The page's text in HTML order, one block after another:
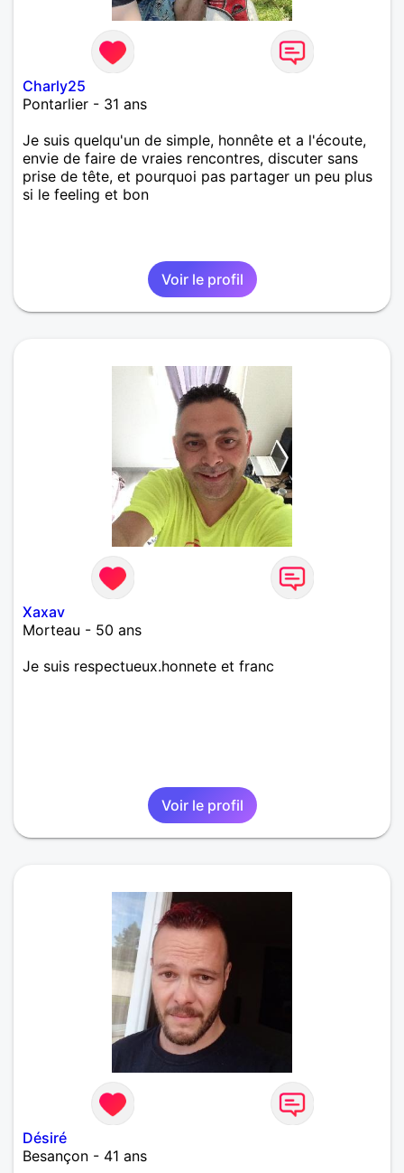
Charly25
Pontarlier - 31 ans
Je suis quelqu'un de simple, honnête et a l'écoute,
envie de faire de vraies rencontres, discuter sans
prise de tête, et pourquoi pas partager un peu plus
si le feeling et bon
Voir le profil
Xaxav
Morteau - 50 ans
Je suis respectueux.honnete et franc
Voir le profil
Désiré
Besançon - 41 ans